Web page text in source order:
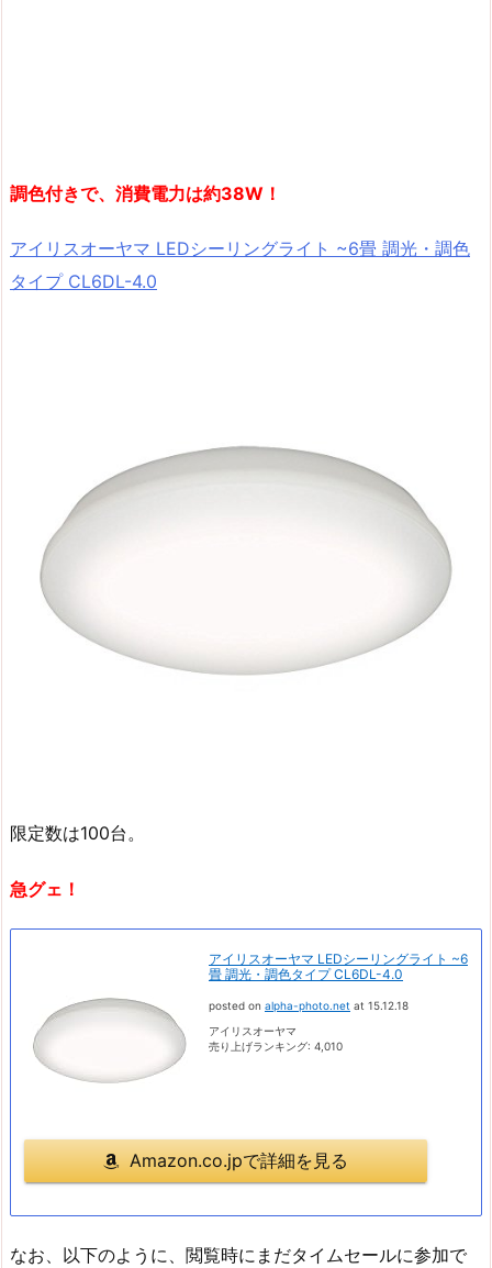
調色付きで、消費電力は約38W！
アイリスオーヤマ LEDシーリングライト ~6畳 調光・調色
タイプ CL6DL-4.0
限定数は100台。
急グェ！
アイリスオーヤマ LEDシーリングライト ~6
畳 調光・調色タイプ CL6DL-4.0
posted on alpha-photo.net at 15.12.18
アイリスオーヤマ
売り上げランキング: 4,010
Amazon.co.jpで詳細を見る
なお、以下のように、閲覧時にまだタイムセールに参加で